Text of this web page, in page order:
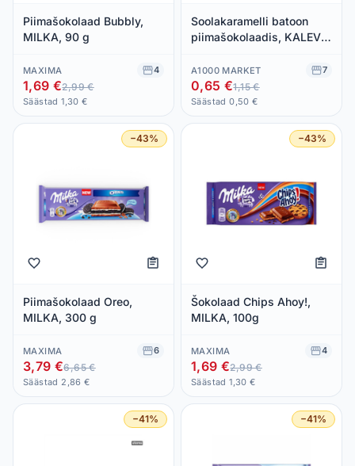
Piimašokolaad Bubbly,
MILKA, 90 g
MAXIMA 4
1,69 €2,99 €
Säästad 1,30 €
Soolakaramelli batoon
piimašokolaadis, KALEV,
A1000 MARKET 7
0,65 €1,15 €
Säästad 0,50 €
−43%
Piimašokolaad Oreo,
MILKA, 300 g
MAXIMA 6
3,79 €6,65 €
Säästad 2,86 €
−43%
Šokolaad Chips Ahoy!,
MILKA, 100g
MAXIMA 4
1,69 €2,99 €
Säästad 1,30 €
−41% −41%